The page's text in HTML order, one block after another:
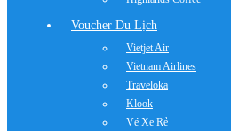
Voucher Du Lịch
Vietjet Air
Vietnam Airlines
Traveloka
Klook
Vé Xe Rẻ